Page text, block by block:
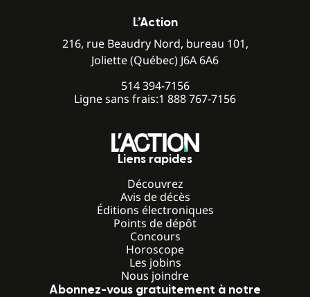
L’Action
216, rue Beaudry Nord, bureau 101,
Joliette (Québec) J6A 6A6
514 394-7156
Ligne sans frais:1 888 767-7156
Liens rapides
Découvrez
Avis de décès
Éditions électroniques
Points de dépôt
Concours
Horoscope
Les jobins
Nous joindre
Abonnez-vous gratuitement à notre